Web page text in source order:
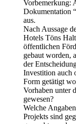
Vorbemerkung:
Dokumentation
aus.
Nach Aussage
Hotels Töns
öffentlichen
gebaut worden,
der
Investition auch
Form getätigt
Vorhaben unter
gewesen?
Welche
Projekts sind